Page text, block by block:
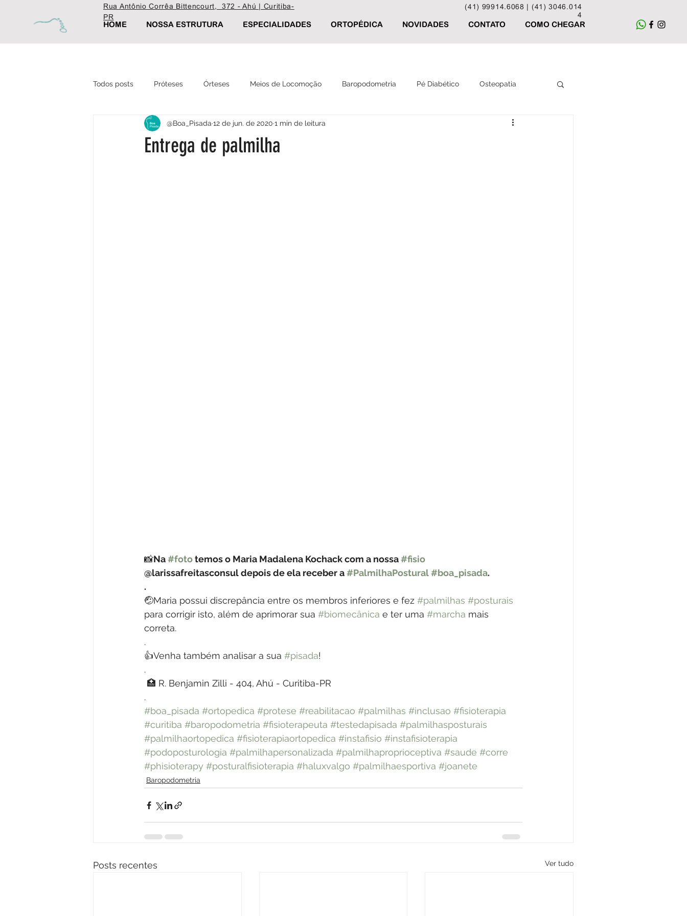
HOME NOSSA ESTRUTURA ESPECIALIDADES ORTOPÉDICA NOVIDADES CONTATO COMO CHEGAR
Rua Antônio Corrêa Bittencourt, 372 - Ahú | Curitiba-
PR
(41) 99914.6068 | (41) 3046.014
4
Todos posts Próteses Órteses Meios de Locomoção Baropodometria Pé Diabético Osteopatia
Ortopédica Fisioterapia Reabilitação Palmilha Postural
Entrega de palmilha
@Boa_Pisada 12 de jun. de 2020 1 min de leitura
📸Na #foto temos o Maria Madalena Kochack com a nossa #fisio
@larissafreitasconsul depois de ela receber a #PalmilhaPostural#boa_pisada.
.
🤕Maria possui discrepância entre os membros inferiores e fez #palmilhas #posturais
para corrigir isto, além de aprimorar sua #biomecânica e ter uma #marcha mais
correta.
.
👍Venha também analisar a sua #pisada!
.
🏥 R. Benjamin Zilli - 404, Ahú - Curitiba-PR
.
#boa_pisada #ortopedica #protese #reabilitacao #palmilhas #inclusao #fisioterapia
#curitiba #baropodometria #fisioterapeuta #testedapisada #palmilhasposturais
#palmilhaortopedica #fisioterapiaortopedica #instafisio #instafisioterapia
#podoposturologia #palmilhapersonalizada #palmilhaproprioceptiva #saude #corre
#phisioterapy #posturalfisioterapia #haluxvalgo #palmilhaesportiva #joanete
Baropodometria
Posts recentes Ver tudo